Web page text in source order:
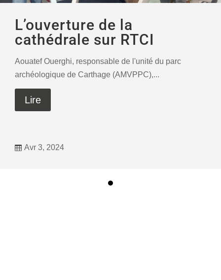
L’ouverture de la
cathédrale sur RTCI
Aouatef Ouerghi, responsable de l'unité du parc
archéologique de Carthage (AMVPPC),...
Lire
 Avr 3, 2024